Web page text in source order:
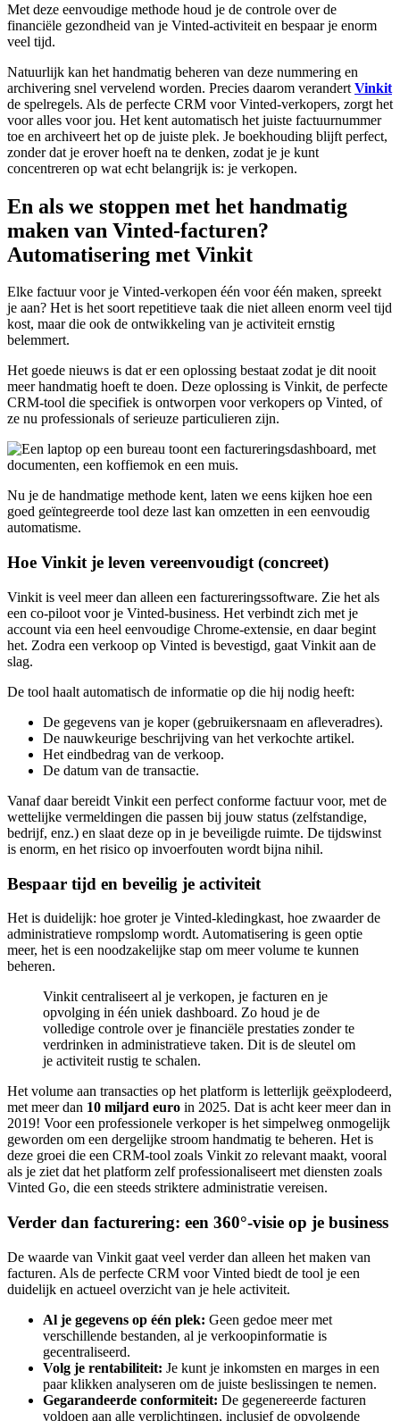
Met deze eenvoudige methode houd je de controle over de
financiële gezondheid van je Vinted-activiteit en bespaar je enorm
veel tijd.
Natuurlijk kan het handmatig beheren van deze nummering en
archivering snel vervelend worden. Precies daarom verandert Vinkit
de spelregels. Als de perfecte CRM voor Vinted-verkopers, zorgt het
voor alles voor jou. Het kent automatisch het juiste factuurnummer
toe en archiveert het op de juiste plek. Je boekhouding blijft perfect,
zonder dat je erover hoeft na te denken, zodat je je kunt
concentreren op wat echt belangrijk is: je verkopen.
En als we stoppen met het handmatig
maken van Vinted-facturen?
Automatisering met Vinkit
Elke factuur voor je Vinted-verkopen één voor één maken, spreekt
je aan? Het is het soort repetitieve taak die niet alleen enorm veel tijd
kost, maar die ook de ontwikkeling van je activiteit ernstig
belemmert.
Het goede nieuws is dat er een oplossing bestaat zodat je dit nooit
meer handmatig hoeft te doen. Deze oplossing is Vinkit, de perfecte
CRM-tool die specifiek is ontworpen voor verkopers op Vinted, of
ze nu professionals of serieuze particulieren zijn.
Nu je de handmatige methode kent, laten we eens kijken hoe een
goed geïntegreerde tool deze last kan omzetten in een eenvoudig
automatisme.
Hoe Vinkit je leven vereenvoudigt (concreet)
Vinkit is veel meer dan alleen een factureringssoftware. Zie het als
een co-piloot voor je Vinted-business. Het verbindt zich met je
account via een heel eenvoudige Chrome-extensie, en daar begint
het. Zodra een verkoop op Vinted is bevestigd, gaat Vinkit aan de
slag.
De tool haalt automatisch de informatie op die hij nodig heeft:
De gegevens van je koper (gebruikersnaam en afleveradres).
De nauwkeurige beschrijving van het verkochte artikel.
Het eindbedrag van de verkoop.
De datum van de transactie.
Vanaf daar bereidt Vinkit een perfect conforme factuur voor, met de
wettelijke vermeldingen die passen bij jouw status (zelfstandige,
bedrijf, enz.) en slaat deze op in je beveiligde ruimte. De tijdswinst
is enorm, en het risico op invoerfouten wordt bijna nihil.
Bespaar tijd en beveilig je activiteit
Het is duidelijk: hoe groter je Vinted-kledingkast, hoe zwaarder de
administratieve rompslomp wordt. Automatisering is geen optie
meer, het is een noodzakelijke stap om meer volume te kunnen
beheren.
Vinkit centraliseert al je verkopen, je facturen en je
opvolging in één uniek dashboard. Zo houd je de
volledige controle over je financiële prestaties zonder te
verdrinken in administratieve taken. Dit is de sleutel om
je activiteit rustig te schalen.
Het volume aan transacties op het platform is letterlijk geëxplodeerd,
met meer dan 10 miljard euro in 2025. Dat is acht keer meer dan in
2019! Voor een professionele verkoper is het simpelweg onmogelijk
geworden om een dergelijke stroom handmatig te beheren. Het is
deze groei die een CRM-tool zoals Vinkit zo relevant maakt, vooral
als je ziet dat het platform zelf professionaliseert met diensten zoals
Vinted Go, die een steeds striktere administratie vereisen.
Verder dan facturering: een 360°-visie op je business
De waarde van Vinkit gaat veel verder dan alleen het maken van
facturen. Als de perfecte CRM voor Vinted biedt de tool je een
duidelijk en actueel overzicht van je hele activiteit.
Al je gegevens op één plek: Geen gedoe meer met
verschillende bestanden, al je verkoopinformatie is
gecentraliseerd.
Volg je rentabiliteit: Je kunt je inkomsten en marges in een
paar klikken analyseren om de juiste beslissingen te nemen.
Gegarandeerde conformiteit: De gegenereerde facturen
voldoen aan alle verplichtingen, inclusief de opvolgende